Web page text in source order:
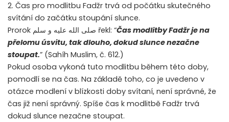
2. Čas pro modlitbu Fadžr trvá od počátku skutečného
svítání do začátku stoupání slunce.
Prorok صلى الله عليه و سلم řekl: “Čas modlitby Fadžr je na
přelomu úsvitu, tak dlouho, dokud slunce nezačne
stoupat.” (Sahíh Muslim, č. 612.)
Pokud osoba vykoná tuto modlitbu během této doby,
pomodlí se na čas. Na základě toho, co je uvedeno v
otázce modlení v blízkosti doby svítaní, není správné, že
čas již není správný. Spíše čas k modlitbě Fadžr trvá
dokud slunce nezačne stoupat.